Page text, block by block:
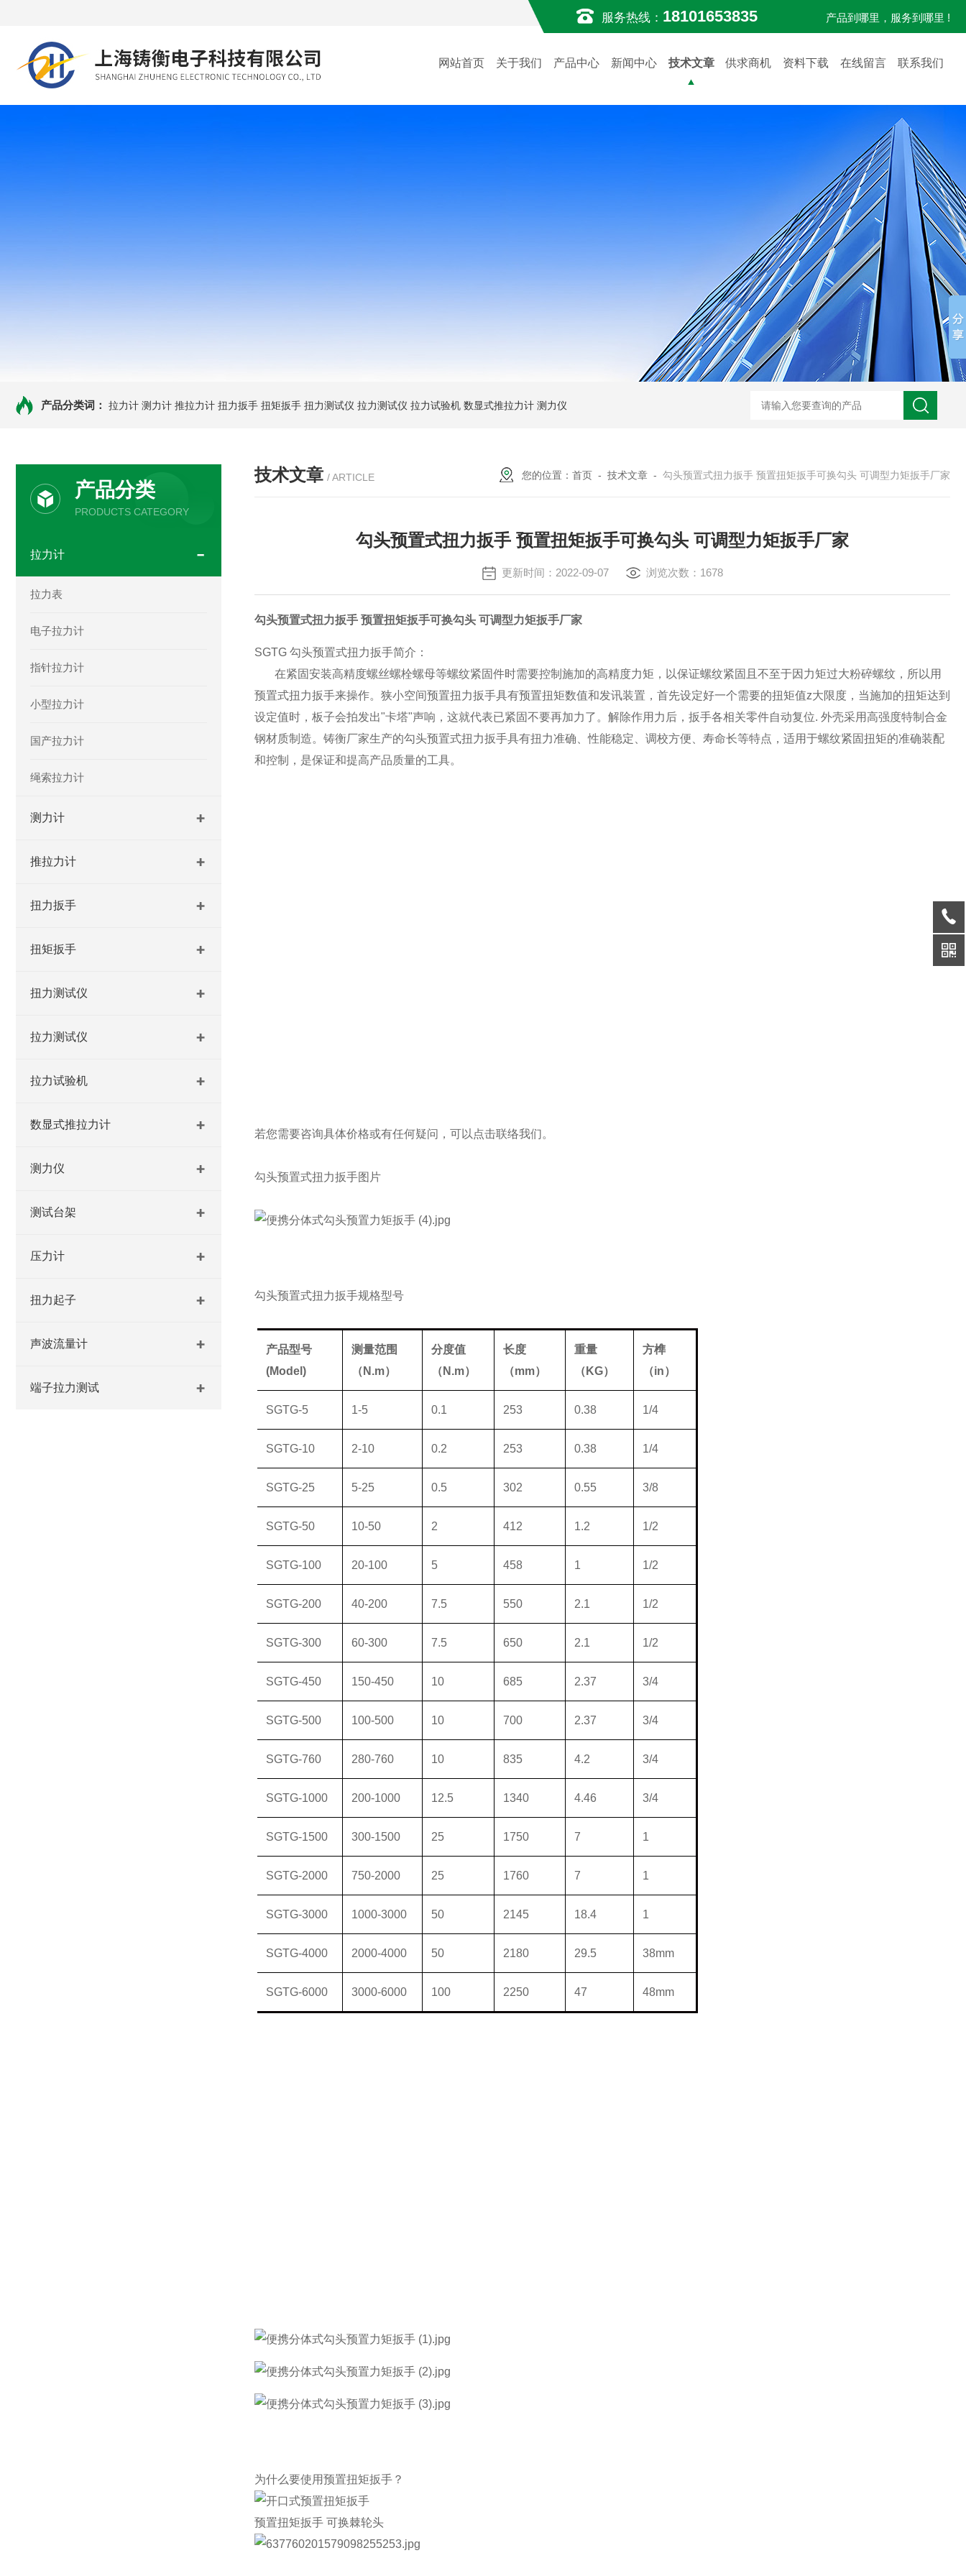
服务热线： 18101653835 产品到哪里，服务到哪里 !
网站首页 关于我们 产品中心 新闻中心 技术文章 供求商机 资料下载 在线留言 联系我们
产品分类词： 拉力计 测力计 推拉力计 扭力扳手 扭矩扳手 扭力测试仪 拉力测试仪 拉力试验机 数显式推拉力计 测力仪
产品分类
PRODUCTS CATEGORY
拉力计
拉力表
电子拉力计
指针拉力计
小型拉力计
国产拉力计
绳索拉力计
测力计
推拉力计
扭力扳手
扭矩扳手
扭力测试仪
拉力测试仪
拉力试验机
数显式推拉力计
测力仪
测试台架
压力计
扭力起子
声波流量计
端子拉力测试
技术文章 / ARTICLE 您的位置： 首页 - 技术文章 - 勾头预置式扭力扳手 预置扭矩扳手可换勾头 可调型力矩扳手厂家
勾头预置式扭力扳手 预置扭矩扳手可换勾头 可调型力矩扳手厂家
更新时间：2022-09-07 浏览次数：1678
勾头预置式扭力扳手 预置扭矩扳手可换勾头 可调型力矩扳手厂家
SGTG 勾头预置式扭力扳手简介：
在紧固安装高精度螺丝螺栓螺母等螺纹紧固件时需要控制施加的高精度力矩，以保证螺纹紧固且不至于因力矩过大粉碎螺纹，所以用
预置式扭力扳手来操作。狭小空间预置扭力扳手具有预置扭矩数值和发讯装置，首先设定好一个需要的扭矩值z大限度，当施加的扭矩达到
设定值时，板子会拍发出"卡塔"声响，这就代表已紧固不要再加力了。解除作用力后，扳手各相关零件自动复位. 外壳采用高强度特制合金
钢材质制造。铸衡厂家生产的勾头预置式扭力扳手具有扭力准确、性能稳定、调校方便、寿命长等特点，适用于螺纹紧固扭矩的准确装配
和控制，是保证和提高产品质量的工具。
若您需要咨询具体价格或有任何疑问，可以点击联络我们。
勾头预置式扭力扳手图片
勾头预置式扭力扳手规格型号
产品型号
(Model)
测量范围
（ N.m）
分度值
（ N.m）
长度
（mm）
重量
（ KG）
方榫
（in）
SGTG-5 1-5 0.1 253 0.38 1/4
SGTG-10 2-10 0.2 253 0.38 1/4
SGTG-25 5-25 0.5 302 0.55 3/8
SGTG-50 10-50 2 412 1.2 1/2
SGTG-100 20-100 5 458 1 1/2
SGTG-200 40-200 7.5 550 2.1 1/2
SGTG-300 60-300 7.5 650 2.1 1/2
SGTG-450 150-450 10 685 2.37 3/4
SGTG-500 100-500 10 700 2.37 3/4
SGTG-760 280-760 10 835 4.2 3/4
SGTG-1000 200-1000 12.5 1340 4.46 3/4
SGTG-1500 300-1500 25 1750 7 1
SGTG-2000 750-2000 25 1760 7 1
SGTG-3000 1000-3000 50 2145 18.4 1
SGTG-4000 2000-4000 50 2180 29.5 38mm
SGTG-6000 3000-6000 100 2250 47 48mm
为什么要使用预置扭矩扳手？
预置扭矩扳手 可换棘轮头